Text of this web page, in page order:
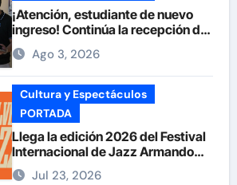
¡Atención, estudiante de nuevo
ingreso! Continúa la recepción de
documentos en la UACH.
Ago 3, 2026
Cultura y Espectáculos
PORTADA
Llega la edición 2026 del Festival
Internacional de Jazz Armando
Nuñez
Jul 23, 2026